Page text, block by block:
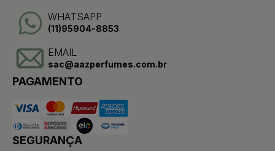
WHATSAPP
(11)95904-8853
EMAIL
sac@aazperfumes.com.br
PAGAMENTO
SEGURANÇA